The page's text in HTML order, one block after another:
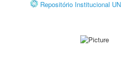
Repositório Institucional